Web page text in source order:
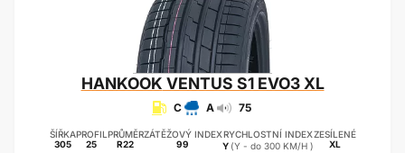
HANKOOK VENTUS S1 EVO3 XL
C A 75
ŠÍŘKA
305
PROFIL
25
PRŮMĚR
R22
ZÁTĚŽOVÝ INDEX
99
RYCHLOSTNÍ INDEX
Y (Y - do 300 KM/H )
ZESÍLENÉ
XL